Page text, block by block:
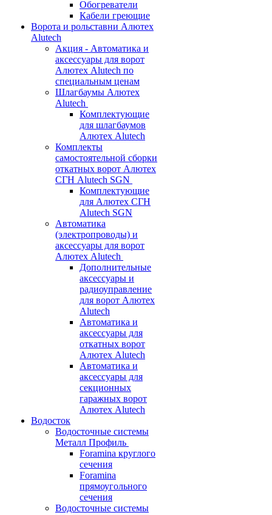
Обогреватели
Кабели греющие
Ворота и рольставни Алютех
Alutech
Акция - Автоматика и
аксессуары для ворот
Алютех Alutech по
специальным ценам
Шлагбаумы Алютех
Alutech
Комплектующие
для шлагбаумов
Алютех Alutech
Комплекты
самостоятельной сборки
откатных ворот Алютех
СГН Alutech SGN
Комплектующие
для Алютех СГН
Alutech SGN
Автоматика
(электропроводы) и
аксессуары для ворот
Алютех Alutech
Дополнительные
аксессуары и
радиоуправление
для ворот Алютех
Alutech
Автоматика и
аксессуары для
откатных ворот
Алютех Alutech
Автоматика и
аксессуары для
секционных
гаражных ворот
Алютех Alutech
Водосток
Водосточные системы
Металл Профиль
Foramina круглого
сечения
Foramina
прямоугольного
сечения
Водосточные системы